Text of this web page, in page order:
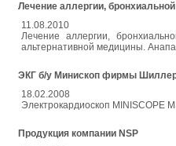
Лечение аллергии,
11.08.2010
Лечение аллергии,
альтернативной медицины.
ЭКГ б/у Минископ фирмы
18.02.2008
Электрокардиоскоп MINISCOPE
Продукция компании NSP